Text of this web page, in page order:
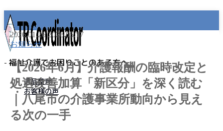
- 福祉介護でお困りごとのある方へ -
遺品整理
お客様の声
MENU
2026.01.262026.05.17
お知らせ
【2026年6月】介護報酬の臨時改定と
処遇改善加算「新区分」を深く読む
｜八尾市の介護事業所動向から見え
る次の一手